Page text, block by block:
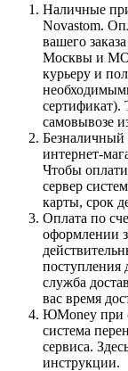
Наличные
Novastom.
вашего
Москвы и МО.
курьеру и
сертификат).
самовывозе
Безналичный
интернет-
Чтобы
сервер
карты, срок
Оплата по
оформлении
поступления
служба
вас время
ЮMoney при
система
сервиса.
инструкции.